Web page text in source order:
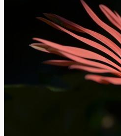
Anglicko-
Českém
Slovníku